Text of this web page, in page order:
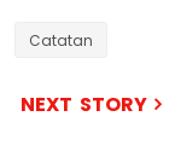
Catatan
NEXT STORY